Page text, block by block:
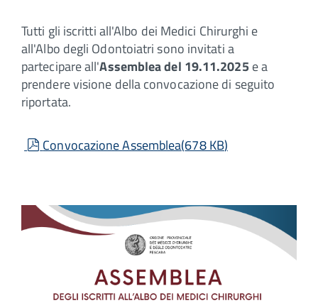
Tutti gli iscritti all'Albo dei Medici Chirurghi e
all'Albo degli Odontoiatri sono invitati a
partecipare all'Assemblea del 19.11.2025e a
prendere visione della convocazione di seguito
riportata.
pdf
Convocazione Assemblea(678 KB)